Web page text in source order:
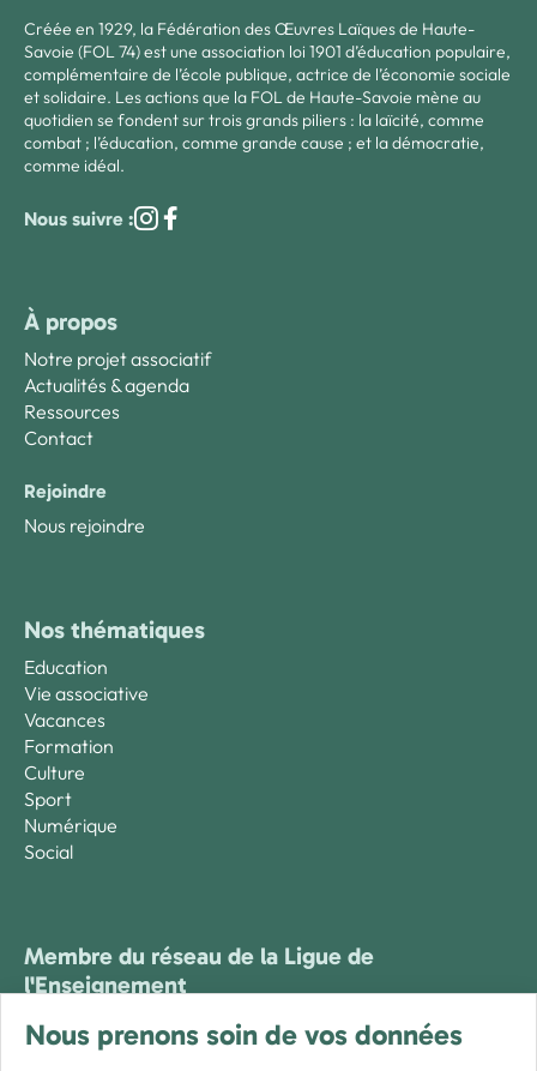
Créée en 1929, la Fédération des Œuvres Laïques de Haute-
Savoie (FOL 74) est une association loi 1901 d’éducation populaire,
complémentaire de l’école publique, actrice de l’économie sociale
et solidaire. Les actions que la FOL de Haute-Savoie mène au
quotidien se fondent sur trois grands piliers : la laïcité, comme
combat ; l’éducation, comme grande cause ; et la démocratie,
comme idéal.
Nous suivre :
À propos
Notre projet associatif
Actualités & agenda
Ressources
Contact
Rejoindre
Nous rejoindre
Nos thématiques
Education
Vie associative
Vacances
Formation
Culture
Sport
Numérique
Social
Membre du réseau de la Ligue de
l'Enseignement
Nous prenons soin de vos données